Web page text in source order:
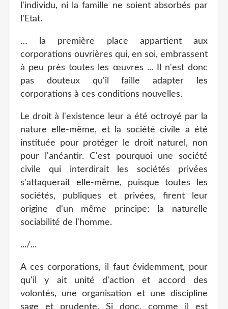
l'individu, ni la famille ne soient absorbés par
l'Etat.
… la première place appartient aux
corporations ouvrières qui, en soi, embrassent
à peu près toutes les œuvres ... Il n'est donc
pas douteux qu'il faille adapter les
corporations à ces conditions nouvelles.
Le droit à l'existence leur a été octroyé par la
nature elle-même, et la société civile a été
instituée pour protéger le droit naturel, non
pour l'anéantir. C'est pourquoi une société
civile qui interdirait les sociétés privées
s'attaquerait elle-même, puisque toutes les
sociétés, publiques et privées, firent leur
origine d'un même principe: la naturelle
sociabilité de l'homme.
.../...
A ces corporations, il faut évidemment, pour
qu'il y ait unité d'action et accord des
volontés, une organisation et une discipline
sage et prudente. Si donc, comme il est